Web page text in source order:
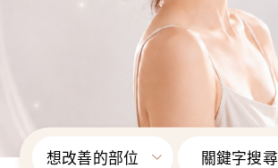
想改善的部位 關鍵字搜尋